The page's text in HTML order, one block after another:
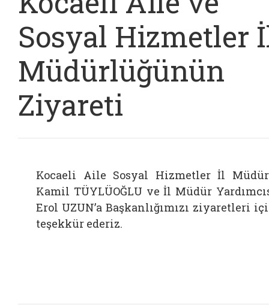
Sosyal Hizmetler
Müdürlüğünün
Ziyareti
Kocaeli Aile Sosyal Hizmetler İl
Kamil TÜYLÜOĞLU ve İl Müdür
Erol UZUN’a Başkanlığımızı ziyaretleri
teşekkür ederiz.